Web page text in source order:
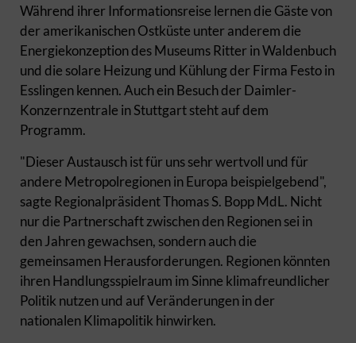
Während ihrer Informationsreise lernen die Gäste von
der amerikanischen Ostküste unter anderem die
Energiekonzeption des Museums Ritter in Waldenbuch
und die solare Heizung und Kühlung der Firma Festo in
Esslingen kennen. Auch ein Besuch der Daimler-
Konzernzentrale in Stuttgart steht auf dem
Programm.
"Dieser Austausch ist für uns sehr wertvoll und für
andere Metropolregionen in Europa beispielgebend",
sagte Regionalpräsident Thomas S. Bopp MdL. Nicht
nur die Partnerschaft zwischen den Regionen sei in
den Jahren gewachsen, sondern auch die
gemeinsamen Herausforderungen. Regionen könnten
ihren Handlungsspielraum im Sinne klimafreundlicher
Politik nutzen und auf Veränderungen in der
nationalen Klimapolitik hinwirken.